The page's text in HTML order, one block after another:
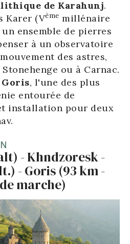
de Karahunj.
Karer (Vème millénaire
un ensemble de pierres
à un observatoire
des astres,
ou à Carnac.
Goris, l'une des plus
entourée de
installation pour deux
- Khndzoresk -
- Goris (93 km -
de marche)